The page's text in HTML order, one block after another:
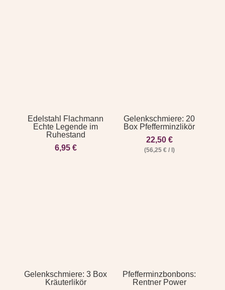
Edelstahl Flachmann
Echte Legende im
Ruhestand
6,95 €
Gelenkschmiere: 20
Box Pfefferminzlikör
22,50 €
(56,25 €/ )
Gelenkschmiere: 3 Box
Kräuterlikör
Pfefferminzbonbons:
Rentner Power